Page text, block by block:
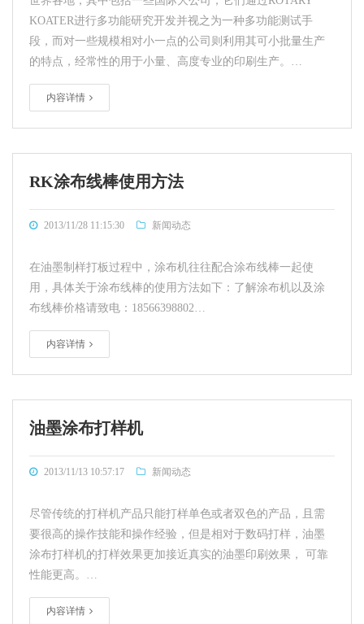
KOATER进行多功能研究开发并视之为一种多功能测试手
段，而对一些规模相对小一点的公司则利用其可小批量生产
的特点，经常性的用于小量、高度专业的印刷生产。…
内容详情
RK涂布线棒使用方法
2013/11/28 11:15:30 新闻动态
在油墨制样打板过程中，涂布机往往配合涂布线棒一起使
用，具体关于涂布线棒的使用方法如下：了解涂布机以及涂
布线棒价格请致电：18566398802…
内容详情
油墨涂布打样机
2013/11/13 10:57:17 新闻动态
尽管传统的打样机产品只能打样单色或者双色的产品，且需
要很高的操作技能和操作经验，但是相对于数码打样，油墨
涂布打样机的打样效果更加接近真实的油墨印刷效果， 可靠
性能更高。…
内容详情